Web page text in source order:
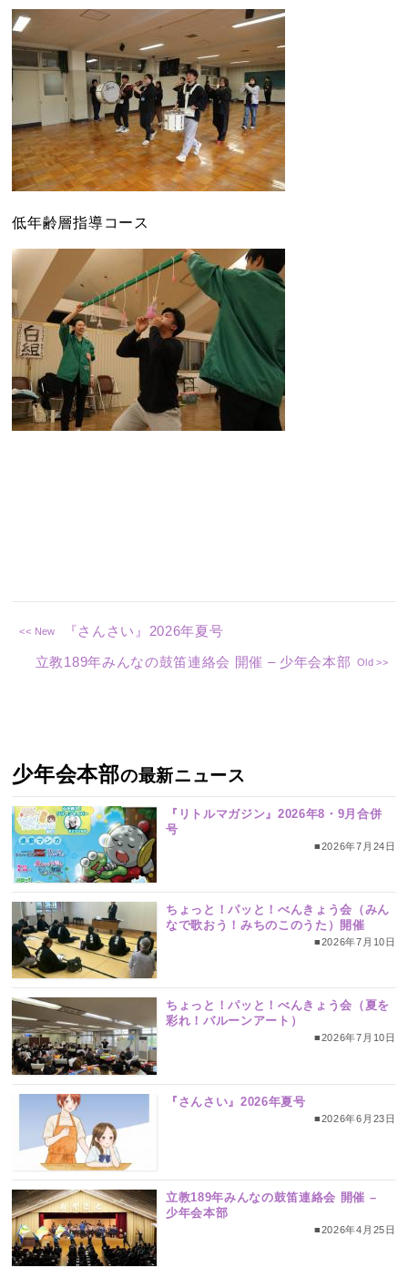
低年齢層指導コース
『さんさい』2026年夏号
立教189年みんなの鼓笛連絡会 開催 – 少年会本部
少年会本部の最新ニュース
『リトルマガジン』2026年8・9月合併
号
■2026年7月24日
ちょっと！パッと！べんきょう会（みん
なで歌おう！みちのこのうた）開催
■2026年7月10日
ちょっと！パッと！べんきょう会（夏を
彩れ！バルーンアート）
■2026年7月10日
『さんさい』2026年夏号
■2026年6月23日
立教189年みんなの鼓笛連絡会 開催 –
少年会本部
■2026年4月25日